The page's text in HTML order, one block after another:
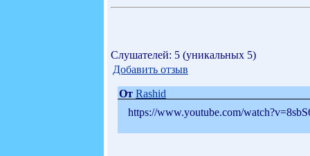
Слушателей: 5 (уникальных 5)
Добавить отзыв
От Rashid
https://www.youtube.com/